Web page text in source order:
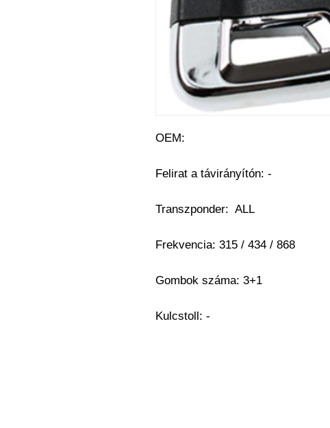
OEM:
Felirat a távirányítón: -
Transzponder: ALL
Frekvencia: 315 / 434 / 868
Gombok száma: 3+1
Kulcstoll: -